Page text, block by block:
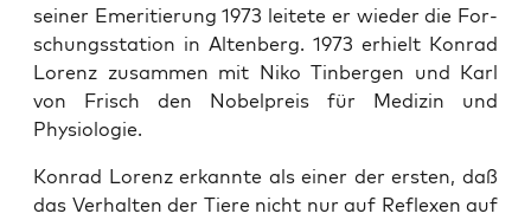
sei­ner Eme­ri­tie­rung 1973 lei­te­te er wie­der die For­
schungs­sta­ti­on in Alten­berg. 1973 erhielt Kon­rad
Lorenz zusam­men mit Niko Tin­ber­gen und Karl
von Frisch den Nobel­preis für Medi­zin und
Physiologie.
Kon­rad Lorenz erkann­te als einer der ers­ten, daß
das Ver­hal­ten der Tie­re nicht nur auf Refle­xen auf